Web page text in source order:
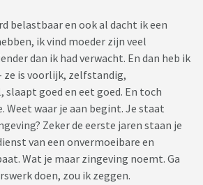
belastbaar en ook al dacht ik een
ik vind moeder zijn veel
dan ik had verwacht. En dan heb ik
ze is voorlijk, zelfstandig,
slaapt goed en eet goed. En toch
Weet waar je aan begint. Je staat
Zeker de eerste jaren staan je
van een onvermoeibare en
Wat je maar zingeving noemt. Ga
doen, zou ik zeggen.